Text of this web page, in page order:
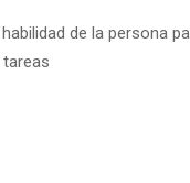
de la persona